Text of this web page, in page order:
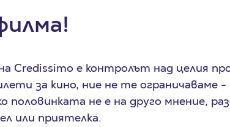
Credissimo е контролът над целия
за кино, ние не те ограничаваме
половинката не е на друго мнение,
или приятелка.